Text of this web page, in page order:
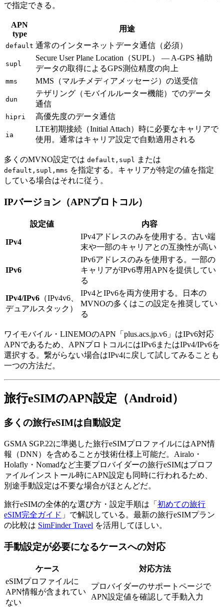
で指定できる。
APN
type
用途
default 通常のインターネットデータ通信（必須）
supl
Secure User Plane Location（SUPL） — A-GPS 補助
データの取得によるGPS測位精度の向上
mms MMS（マルチメディアメッセージ）の送受信
dun
テザリング（モバイルルーター機能）でのデータ
通信
hipri 高優先度のデータ通信
ia
LTE初期接続（Initial Attach）時に必要なキャリアで
使用。通常はキャリア設定で自動適用される
多くのMVNO設定では default,supl または
default,supl,mms を指定する。キャリアが特定の値を指定
している場合はそれに従う。
IPバージョン（APNプロトコル）
設定値 内容
IPv4
IPv4アドレスのみを使用する。古い端
末や一部のキャリアとの互換性が高い
IPv6
IPv6アドレスのみを使用する。一部の
キャリアがIPv6専用APNを提供してい
る
IPv4/IPv6 （IPv4v6、
デュアルスタック）
IPv4とIPv6を両方使用する。日本の
MVNOの多くはこの設定を推奨してい
る
ワイモバイル・LINEMOのAPN「plus.acs.jp.v6」はIPv6対応
APNであるため、APNプロトコルにはIPv6またはIPv4/IPv6を
選択する。繋がらない場合はIPv4に戻して試してみることも
一つの方法だ。
旅行eSIMのAPN設定（Android）
多くの旅行eSIMは自動設定
GSMA SGP.22に準拠した旅行eSIMプロファイルにはAPN情
報（DNN）を含めることが技術仕様上可能だ。Airalo・
Holafly・Nomadなど主要プロバイダーの旅行eSIMはプロフ
ァイルインストール時にAPN設定も同時に行われるため、
別途手動設定は不要な場合がほとんどだ。
旅行eSIMの全体的な選び方・設定手順は「 初めての旅行
eSIM完全ガイド 」で解説している。最新の旅行eSIMプラン
の比較は SimFinder Travel を活用してほしい。
手動設定が必要になるケースへの対応
ケース
対応方法
eSIMプロファイルに
APN情報が含まれてい
ない
プロバイダーのサポートページで
APN設定値を確認して手動入力